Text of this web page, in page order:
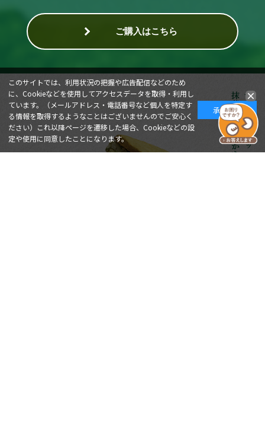
ご購入はこちら
このサイトでは、利用状況の把握や広告配信などのため
に、Cookieなどを使用してアクセスデータを取得・利用し
ています。（メールアドレス・電話番号など個人を特定す
る情報を取得するようなことはございませんのでご安心く
ださい）これ以降ページを遷移した場合、Cookieなどの設
定や使用に同意したことになります。
承諾する